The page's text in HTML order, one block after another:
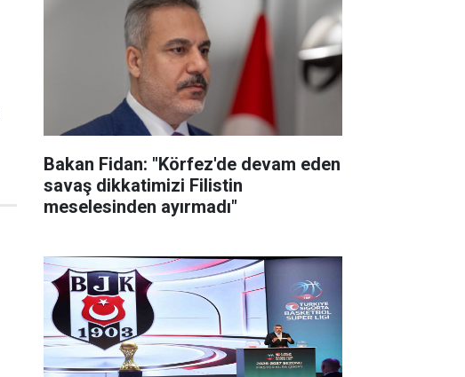
Bakan Fidan: "Körfez'de devam eden
savaş dikkatimizi Filistin
meselesinden ayırmadı"